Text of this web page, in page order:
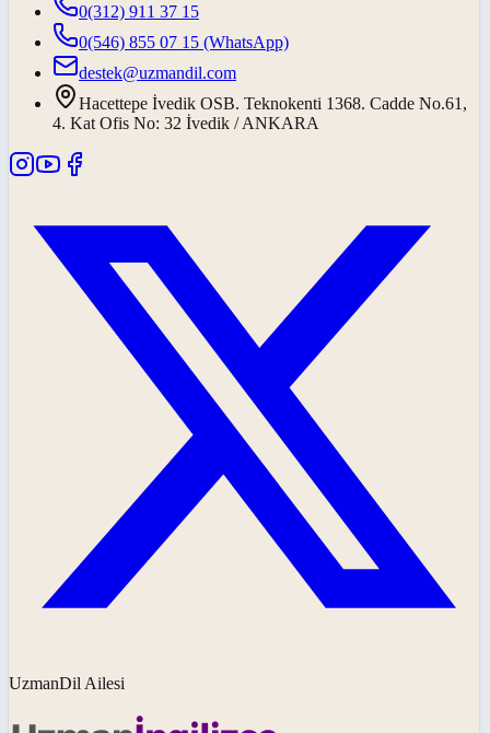
0(312) 911 37 15
0(546) 855 07 15 (WhatsApp)
destek@uzmandil.com
Hacettepe İvedik OSB. Teknokenti 1368. Cadde No.61,
4. Kat Ofis No: 32 İvedik / ANKARA
UzmanDil Ailesi